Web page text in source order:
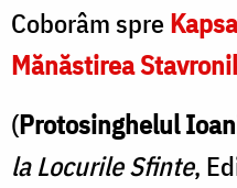
Coborâm spre
Mănăstirea
(Protosinghelul
la Locurile Sfinte,